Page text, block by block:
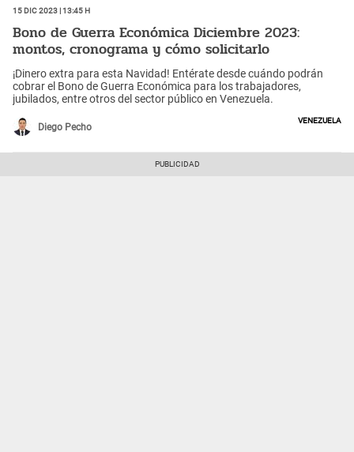
15 Dic 2023 | 13:45 h
Bono de Guerra Económica Diciembre 2023:
montos, cronograma y cómo solicitarlo
¡Dinero extra para esta Navidad! Entérate desde cuándo podrán
cobrar el Bono de Guerra Económica para los trabajadores,
jubilados, entre otros del sector público en Venezuela.
Diego Pecho
Venezuela